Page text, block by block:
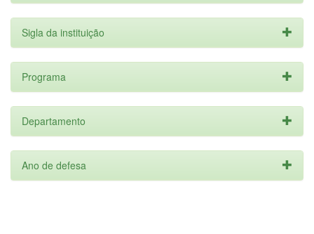
Sigla da instituição
Programa
Departamento
Ano de defesa